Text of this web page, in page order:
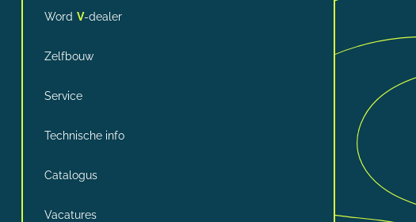
Word V-dealer
Zelfbouw
Service
Technische info
Catalogus
Vacatures